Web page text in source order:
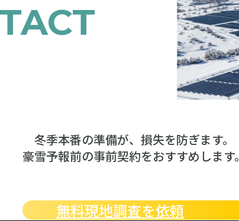
冬季本番の準備が、損失を防ぎます。
豪雪予報前の事前契約をおすすめします。
無料現地調査を依頼